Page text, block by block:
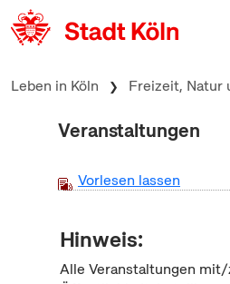
zum Inhalt springen
Leben in Köln Freizeit, Natur
Veranstaltungen
Vorlesen lassen
Hinweis:
Alle Veranstaltungen